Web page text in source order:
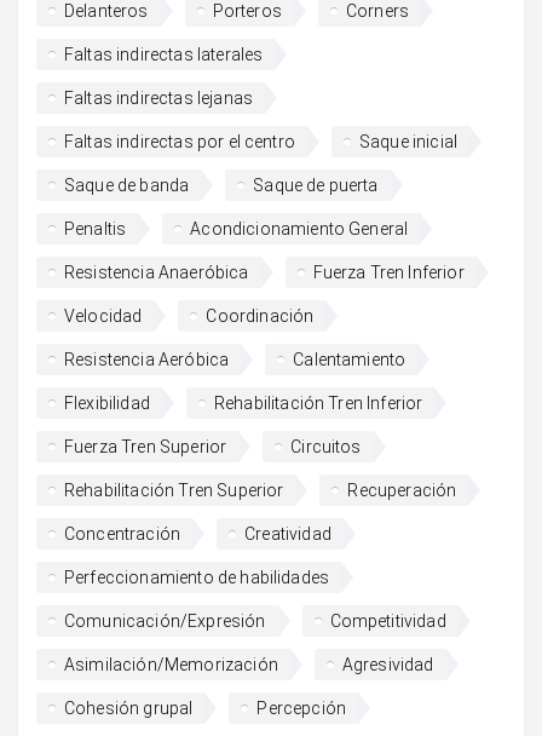
Delanteros Porteros Corners
Faltas indirectas laterales
Faltas indirectas lejanas
Faltas indirectas por el centro Saque inicial
Saque de banda Saque de puerta
Penaltis Acondicionamiento General
Resistencia Anaeróbica Fuerza Tren Inferior
Velocidad Coordinación
Resistencia Aeróbica Calentamiento
Flexibilidad Rehabilitación Tren Inferior
Fuerza Tren Superior Circuitos
Rehabilitación Tren Superior Recuperación
Concentración Creatividad
Perfeccionamiento de habilidades
Comunicación/Expresión Competitividad
Asimilación/Memorización Agresividad
Cohesión grupal Percepción